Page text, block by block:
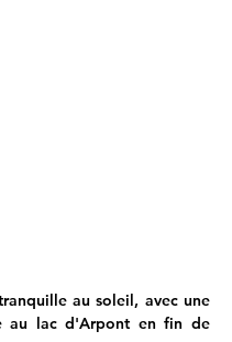
au soleil, avec une
au lac d'Arpont en fin de